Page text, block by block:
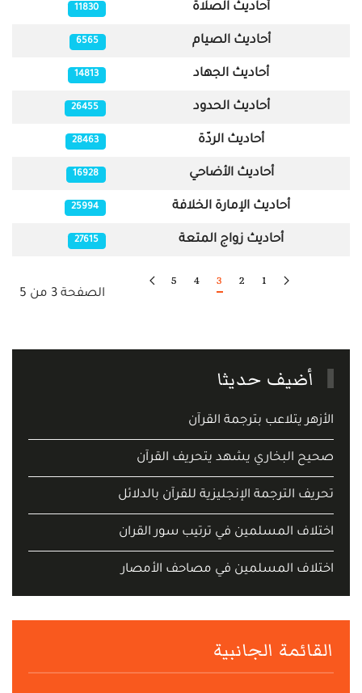
أحاديث الصلاة 11830
أحاديث الصيام 6565
أحاديث الجهاد 14813
أحاديث الحدود 26455
أحاديث الردّة 28463
أحاديث الأضاحي 16928
أحاديث الإمارة الخلافة 25994
أحاديث زواج المتعة 27615
الصفحة 3 من 5
1
2
3
4
5
أضيف حديثا
الأزهر يتلاعب بترجمة القرآن
صحيح البخاري يشهد يتحريف القرآن
تحريف الترجمة الإنجليزية للقرآن بالدلائل
اختلاف المسلمين في ترتيب سور القران
اختلاف المسلمين في مصاحف الأمصار
القائمة الجانبية